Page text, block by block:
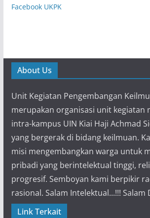
Facebook UKPK
About Us
Unit Kegiatan Pengembangan
merupakan organisasi unit kegiatan
intra-kampus UIN Kiai Haji Achmad
yang bergerak di bidang keilmuan.
misi mengembangkan warga untuk
pribadi yang berintelektual tinggi,
progresif. Semboyan kami berpikir
rasional. Salam Intelektual...!!! Salam
Link Terkait